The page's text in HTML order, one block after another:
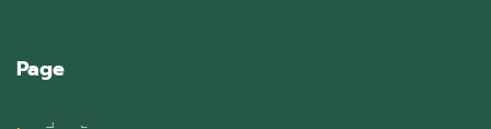
Page